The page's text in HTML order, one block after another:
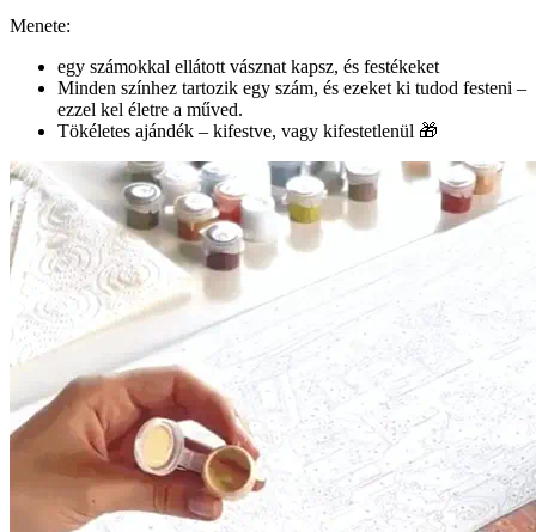
Menete:
egy számokkal ellátott vásznat kapsz, és festékeket
Minden színhez tartozik egy szám, és ezeket ki tudod festeni –
ezzel kel életre a műved.
Tökéletes ajándék – kifestve, vagy kifestetlenül 🎁